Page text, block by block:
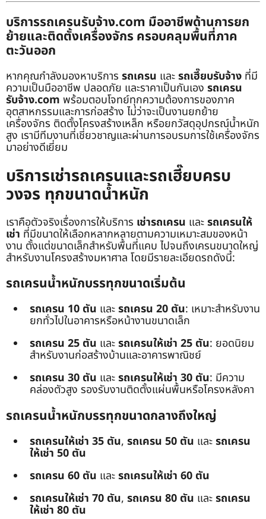
บริการรถเครนรับจ้าง.com มืออาชีพด้านการยก
ย้ายและติดตั้งเครื่องจักร ครอบคลุมพื้นที่ภาค
ตะวันออก
หากคุณกำลังมองหาบริการ รถเครน และรถเฮี๊ยบรับจ้าง ที่มี
ความเป็นมืออาชีพ ปลอดภัย และราคาเป็นกันเอง รถเครน
รับจ้าง.com พร้อมตอบโจทย์ทุกความต้องการของภาค
อุตสาหกรรมและการก่อสร้าง ไม่ว่าจะเป็นงานยกย้าย
เครื่องจักร ติดตั้งโครงสร้างเหล็ก หรือยกวัสดุอุปกรณ์น้ำหนัก
สูง เรามีทีมงานที่เชี่ยวชาญและผ่านการอบรมการใช้เครื่องจักร
มาอย่างดีเยี่ยม
บริการเช่ารถเครนและรถเฮี๊ยบครบ
วงจร ทุกขนาดน้ำหนัก
เราคือตัวจริงเรื่องการให้บริการ เช่ารถเครน และรถเครนให้
เช่า ที่มีขนาดให้เลือกหลากหลายตามความเหมาะสมของหน้า
งาน ตั้งแต่ขนาดเล็กสำหรับพื้นที่แคบ ไปจนถึงเครนขนาดใหญ่
สำหรับงานโครงสร้างมหาศาล โดยมีรายละเอียดรถดังนี้:
รถเครนน้ำหนักบรรทุกขนาดเริ่มต้น
รถเครน 10 ตัน และรถเครน 20 ตัน: เหมาะสำหรับงาน
ยกทั่วไปในอาคารหรือหน้างานขนาดเล็ก
รถเครน 25 ตัน และรถเครนให้เช่า 25 ตัน: ยอดนิยม
สำหรับงานก่อสร้างบ้านและอาคารพาณิชย์
รถเครน 30 ตัน และรถเครนให้เช่า 30 ตัน: มีความ
คล่องตัวสูง รองรับงานติดตั้งแผ่นพื้นหรือโครงหลังคา
รถเครนน้ำหนักบรรทุกขนาดกลางถึงใหญ่
รถเครนให้เช่า 35 ตัน, รถเครน 50 ตัน และรถเครน
ให้เช่า 50 ตัน
รถเครน 60 ตัน และรถเครนให้เช่า 60 ตัน
รถเครนให้เช่า 70 ตัน, รถเครน 80 ตัน และรถเครน
ให้เช่า 80 ตัน